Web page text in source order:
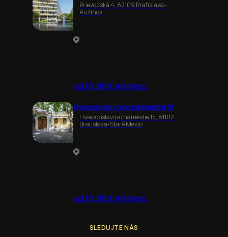
Prievozská 4, 82109 Bratislava-
Ružinov
od 10,90 € m²/mes.
Hviezdoslavovo námestie 15
Hviezdoslavovo námestie 15, 81102
Bratislava-Staré Mesto
od 10,00 € m²/mes.
SLEDUJTE NÁS